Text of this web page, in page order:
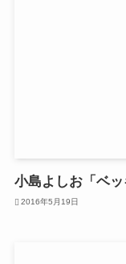
小島よしお「ベ
2016年5月19日